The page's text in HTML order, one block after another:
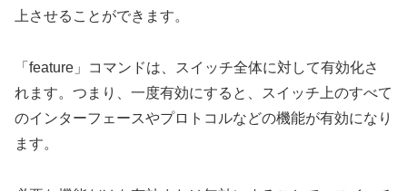
上させることができます。
「feature」コマンドは、スイッチ全体に対して有効化さ
れます。つまり、一度有効にすると、スイッチ上のすべて
のインターフェースやプロトコルなどの機能が有効になり
ます。